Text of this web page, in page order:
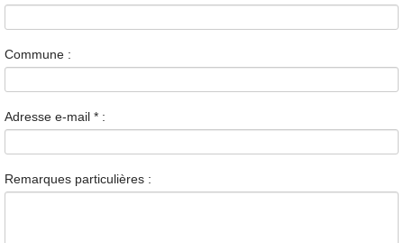
Commune :
Adresse e-mail * :
Remarques particulières :